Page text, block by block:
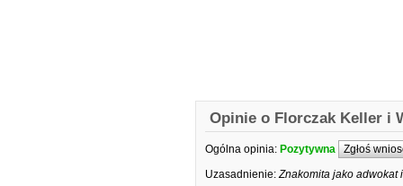
Opinie o Florczak Keller i
Ogólna opinia: Pozytywna Zgłoś
Uzasadnienie: Znakomita jako adwokat